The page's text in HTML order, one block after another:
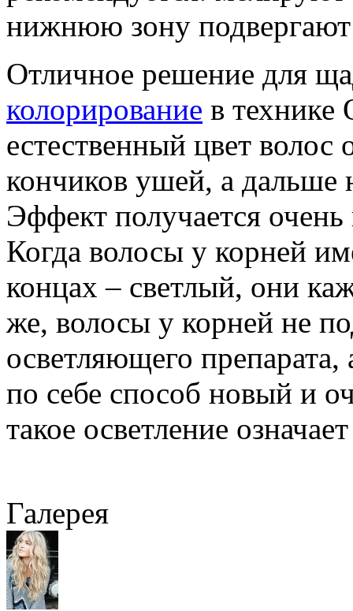
нижнюю зону
Отличное решение для
колорирование в
естественный цвет волос
кончиков ушей, а дальше
Эффект получается
Когда волосы у корней
концах – светлый, они
же, волосы у корней не
осветляющего препарата,
по себе способ новый и
такое осветление
Галерея